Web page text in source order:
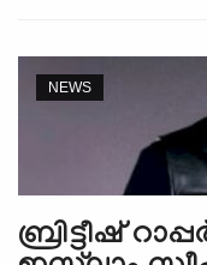
NEWS
ബ്രിട്ടീഷ്